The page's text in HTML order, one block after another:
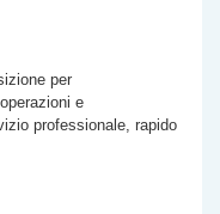
per
e
professionale, rapido